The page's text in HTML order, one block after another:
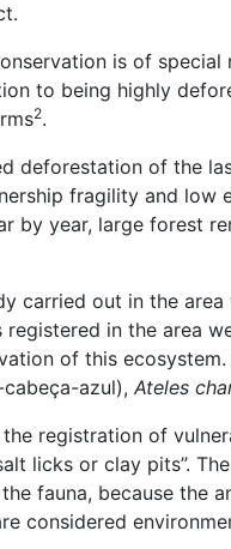
is of
to being highly
2.
deforestation of the
fragility and low
by year, large forest
carried out in the
registered in the area
of this
azul), Ateles
registration of
licks or clay pits”.
fauna, because the
considered